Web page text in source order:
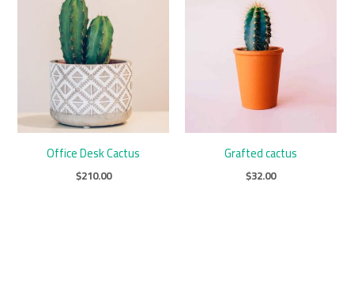
Office Desk Cactus
$210.00
Grafted cactus
$32.00